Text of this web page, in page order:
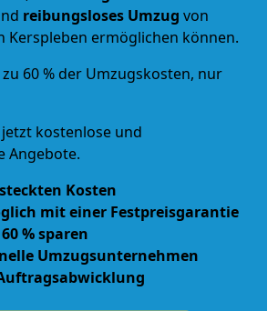
reibungsloses Umzug von
Kerspleben ermöglichen können.
zu 60 % der Umzugskosten, nur
jetzt kostenlose und
Angebote.
Kosten
mit einer Festpreisgarantie
% sparen
Umzugsunternehmen